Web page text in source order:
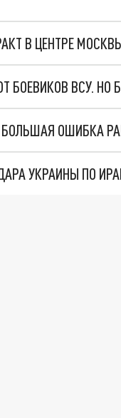
В ЦЕНТРЕ
БОЕВИКОВ ВСУ.
УКРАИНЫ ПО